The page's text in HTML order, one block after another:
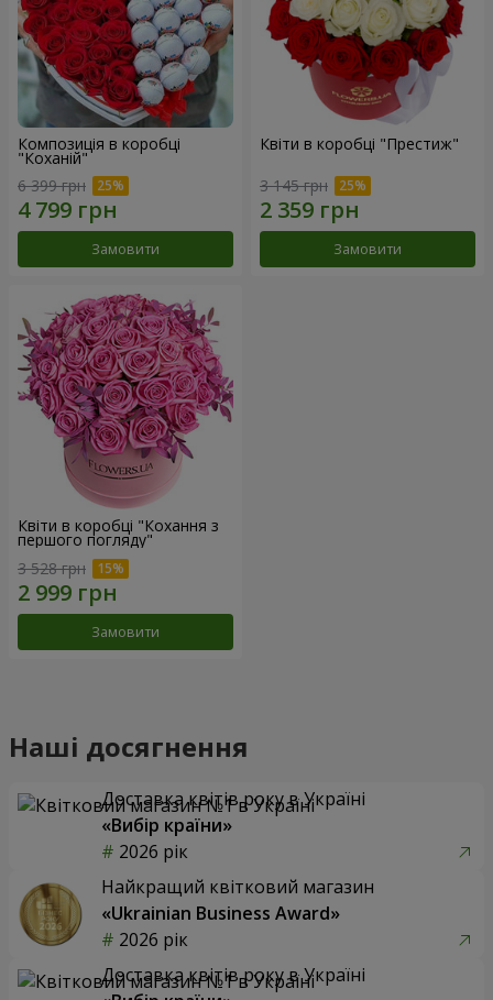
Композиція в коробці
"Коханій"
6 399 грн
Замовити
Квіти в коробці "Престиж"
3 145 грн
Замовити
Квіти в коробці "Кохання з
першого погляду"
3 528 грн
Замовити
Наші досягнення
Доставка квітів року в Україні
«Вибір країни»
2026 рік
Найкращий квітковий магазин
«Ukrainian Business Award»
2026 рік
Доставка квітів року в Україні